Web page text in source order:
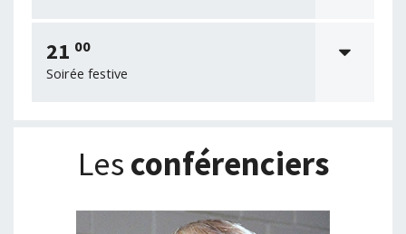
21 00
Soirée festive
Lesconférenciers